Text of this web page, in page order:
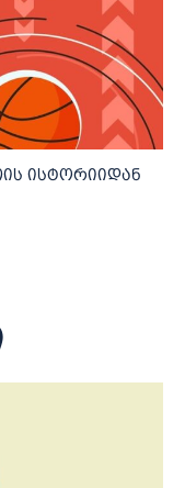
ისტორიიდან